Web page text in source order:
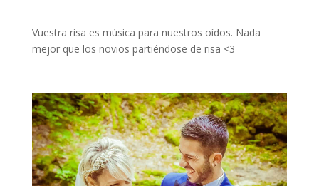
Vuestra risa es música para nuestros oídos. Nada
mejor que los novios partiéndose de risa <3